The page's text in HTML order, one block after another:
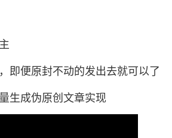
便原封不动的发出去就可以了
生成伪原创文章实现